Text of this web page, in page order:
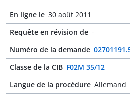
En ligne le 30 août 2011
Requête en révision de -
Numéro de la demande
Classe de la CIB F02M 35/12
Langue de la procédure Allemand